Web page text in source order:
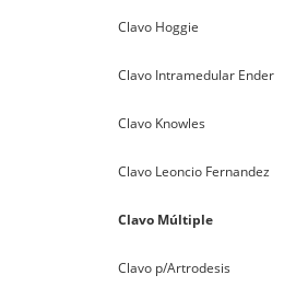
Clavo Hoggie
Clavo Intramedular Ender
Clavo Knowles
Clavo Leoncio Fernandez
Clavo Múltiple
Clavo p/Artrodesis